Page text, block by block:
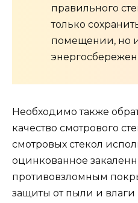
правильного
только
помещении, но
Необходимо также
качество смотрового
смотровых стекол
оцинкованное
противовзломным
защиты от пыли и влаги